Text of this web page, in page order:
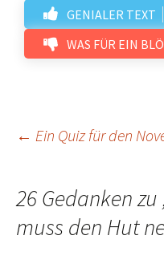
GENIALER TEXT
WAS FÜR EIN
← Ein Quiz für den
26 Gedanken zu
muss den Hut